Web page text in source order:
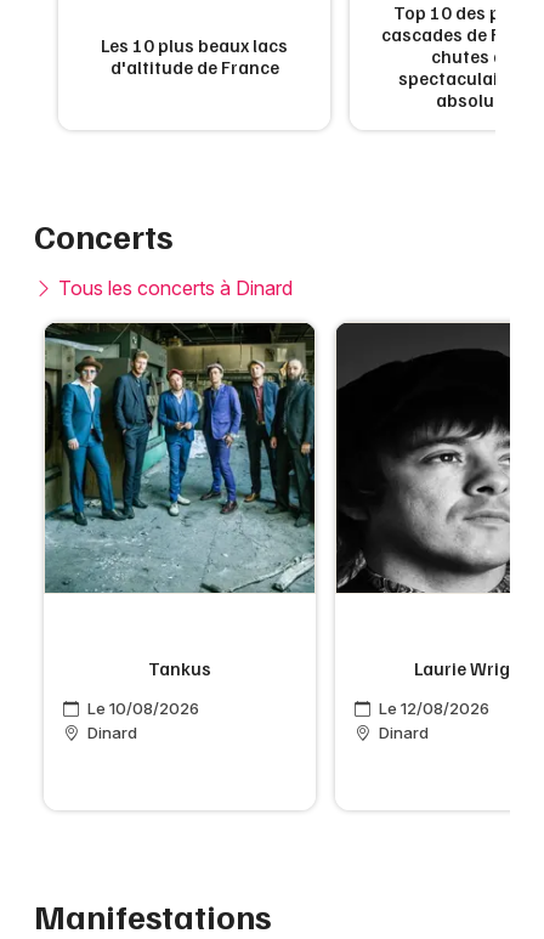
Les 10 plus beaux lacs
d'altitude de France
Top 10 des plus
cascades de
chutes d'eau
spectaculaires à
absolument
Concerts
Tous les concerts à Dinard
Tankus
Le 10/08/2026
Dinard
Laurie Wright
Le 12/08/2026
Dinard
Manifestations